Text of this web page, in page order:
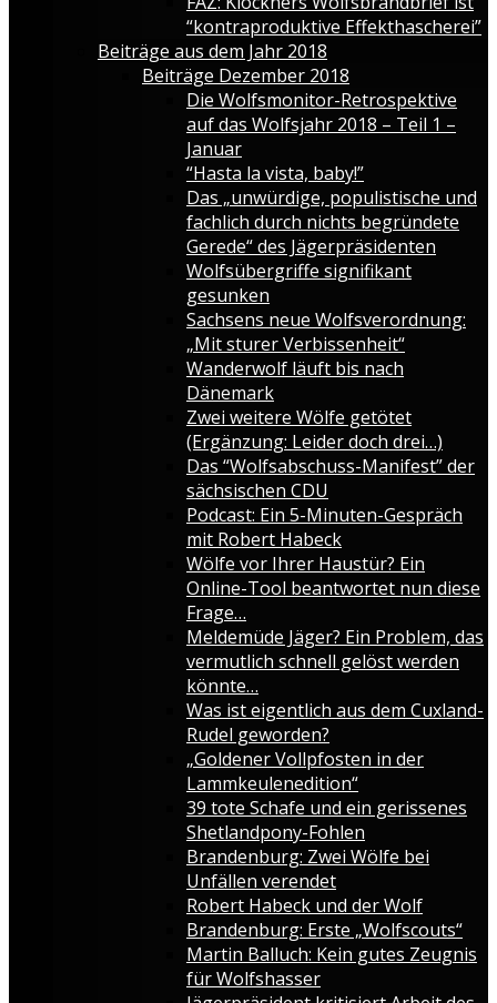
“kontraproduktive Effekthascherei”
Beiträge aus dem Jahr 2018
Beiträge Dezember 2018
Die Wolfsmonitor-Retrospektive
auf das Wolfsjahr 2018 – Teil 1 –
Januar
“Hasta la vista, baby!”
Das „unwürdige, populistische und
fachlich durch nichts begründete
Gerede“ des Jägerpräsidenten
Wolfsübergriffe signifikant
gesunken
Sachsens neue Wolfsverordnung:
„Mit sturer Verbissenheit“
Wanderwolf läuft bis nach
Dänemark
Zwei weitere Wölfe getötet
(Ergänzung: Leider doch drei…)
Das “Wolfsabschuss-Manifest” der
sächsischen CDU
Podcast: Ein 5-Minuten-Gespräch
mit Robert Habeck
Wölfe vor Ihrer Haustür? Ein
Online-Tool beantwortet nun diese
Frage…
Meldemüde Jäger? Ein Problem, das
vermutlich schnell gelöst werden
könnte…
Was ist eigentlich aus dem Cuxland-
Rudel geworden?
„Goldener Vollpfosten in der
Lammkeulenedition“
39 tote Schafe und ein gerissenes
Shetlandpony-Fohlen
Brandenburg: Zwei Wölfe bei
Unfällen verendet
Robert Habeck und der Wolf
Brandenburg: Erste „Wolfscouts“
Martin Balluch: Kein gutes Zeugnis
für Wolfshasser